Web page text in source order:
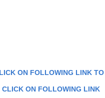
CLICK ON FOLLOWING LINK TO